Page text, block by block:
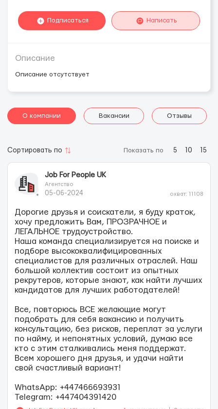
Подписаться Написать
Описание
Описание отсутствует
О компании Вакансии Отзывы
Сортировать по Показать по 5 10 15
Job For People UK
Агентство
05-06-2024 охват: 11108
Дорогие друзья и соискатели, я буду краток,
хочу предложить Вам, ПРОЗРАЧНОЕ и
ЛЕГАЛЬНОЕ трудоустройство.
Наша команда специализируется на поиске и
подборе высококвалифицированных
специалистов для различных отраслей. Наш
большой коллектив состоит из опытных
рекрутеров, которые знают, как найти лучших
кандидатов для лучших работодателей!
Все, повторюсь ВСЕ желающие могут
подобрать для себя вакансию и получить
консультацию, без рисков, переплат за услуги
по найму, и непонятных условий, думаю все
кто с этим сталкивались меня поддержат.
Всем хорошего дня друзья, и удачи найти
свой счастливый вариант!
WhatsApp: +447466693931
Telegram: +447404391420